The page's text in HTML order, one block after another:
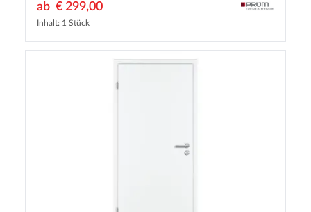
ab € 299,00
Inhalt: 1 Stück